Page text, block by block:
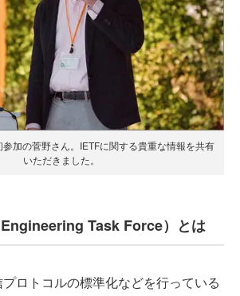
加の菅野さん。IETFに関する貴重な情報を共有
いただきました。
Task Force）とは
ロトコルの標準化などを行っている